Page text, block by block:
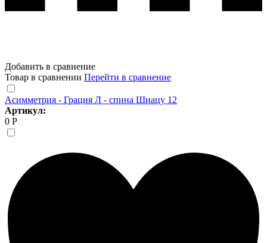
Добавить в сравнение
Товар в сравнении Перейти в сравнение
Асимметрия - Грация Л - спина Шиацу 12
Артикул:
0 Р